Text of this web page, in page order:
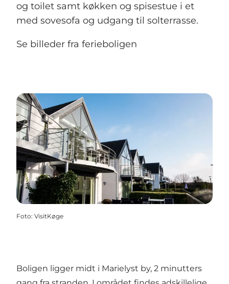
og toilet samt køkken og spisestue i et
med sovesofa og udgang til solterrasse.
Se billeder fra ferieboligen
Foto: VisitKøge
Boligen ligger midt i Marielyst by, 2 minutters